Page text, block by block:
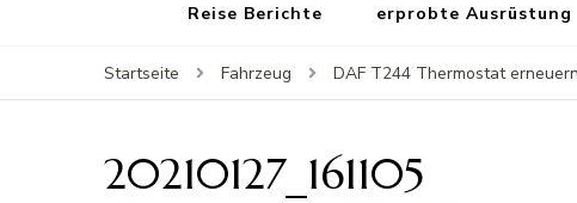
Reise Berichte erprobte Ausrüstung
Startseite Fahrzeug DAF T244 Thermostat
20210127_161105